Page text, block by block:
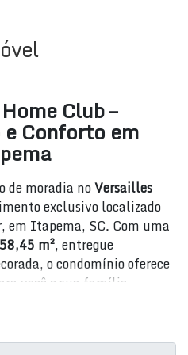
Club –
Conforto em
de moradia noVersailles
exclusivo localizado
em Itapema, SC. Com uma
m², entregue
o condomínio oferece
você e sua família
de Lazer